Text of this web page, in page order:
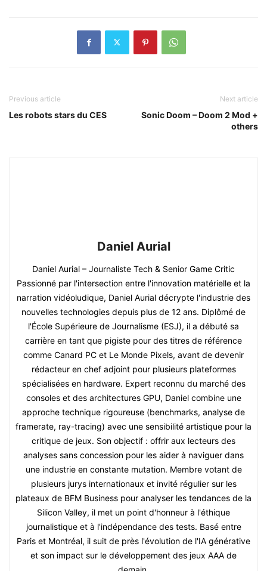
Previous article
Les robots stars du CES
Next article
Sonic Doom – Doom 2 Mod +
others
Daniel Aurial
Daniel Aurial – Journaliste Tech & Senior Game Critic
Passionné par l'intersection entre l'innovation matérielle et la
narration vidéoludique, Daniel Aurial décrypte l'industrie des
nouvelles technologies depuis plus de 12 ans. Diplômé de
l'École Supérieure de Journalisme (ESJ), il a débuté sa
carrière en tant que pigiste pour des titres de référence
comme Canard PC et Le Monde Pixels, avant de devenir
rédacteur en chef adjoint pour plusieurs plateformes
spécialisées en hardware. Expert reconnu du marché des
consoles et des architectures GPU, Daniel combine une
approche technique rigoureuse (benchmarks, analyse de
framerate, ray-tracing) avec une sensibilité artistique pour la
critique de jeux. Son objectif : offrir aux lecteurs des
analyses sans concession pour les aider à naviguer dans
une industrie en constante mutation. Membre votant de
plusieurs jurys internationaux et invité régulier sur les
plateaux de BFM Business pour analyser les tendances de la
Silicon Valley, il met un point d'honneur à l'éthique
journalistique et à l'indépendance des tests. Basé entre
Paris et Montréal, il suit de près l'évolution de l'IA générative
et son impact sur le développement des jeux AAA de